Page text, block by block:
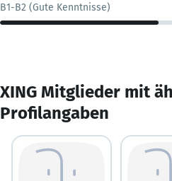
B1-B2 (Gute Kenntnisse)
XING Mitglieder mit
Profilangaben